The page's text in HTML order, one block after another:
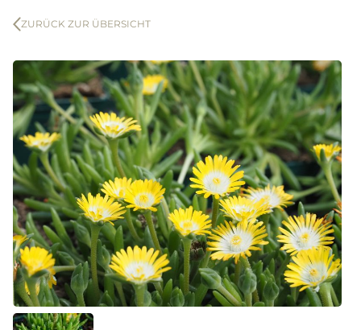
ZURÜCK ZUR ÜBERSICHT